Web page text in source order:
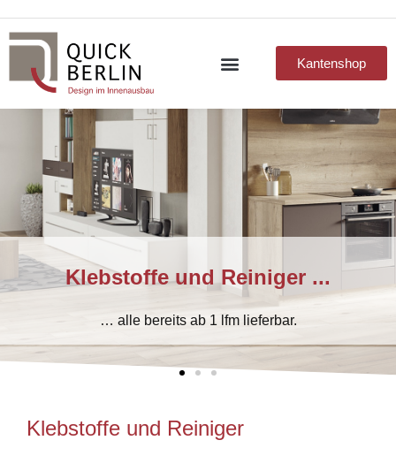
Kantenshop
Klebstoffe und Reiniger​ ...
… alle bereits ab 1 lfm lieferbar.
Klebstoffe und Reiniger​